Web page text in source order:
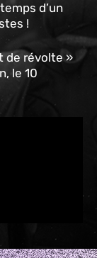
d’un
!
de révolte »
le 10